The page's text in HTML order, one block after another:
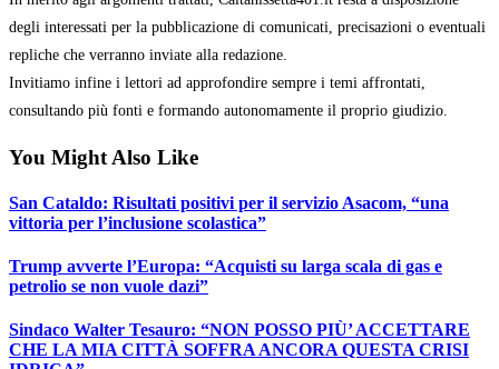
degli interessati per la pubblicazione di comunicati, precisazioni o eventuali
repliche che verranno inviate alla redazione.
Invitiamo infine i lettori ad approfondire sempre i temi affrontati,
consultando più fonti e formando autonomamente il proprio giudizio.
You Might Also Like
San Cataldo: Risultati positivi per il servizio Asacom, “una
vittoria per l’inclusione scolastica”
Trump avverte l’Europa: “Acquisti su larga scala di gas e
petrolio se non vuole dazi”
Sindaco Walter Tesauro: “NON POSSO PIÙ’ ACCETTARE
CHE LA MIA CITTÀ SOFFRA ANCORA QUESTA CRISI